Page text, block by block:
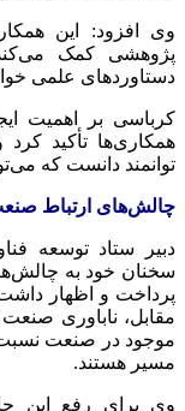
وی افزود: این
پژوهشی کمک
دستاوردهای علمی
کرباسی بر اهمیت
همکاری‌ها تأکید
توانمند دانست که
چالش‌های ارتباط
دبیر ستاد توسعه
سخنان خود به
پرداخت و اظهار
مقابل، ناباوری
موجود در صنعت نسبت
مسیر هستند.
وی برای رفع این